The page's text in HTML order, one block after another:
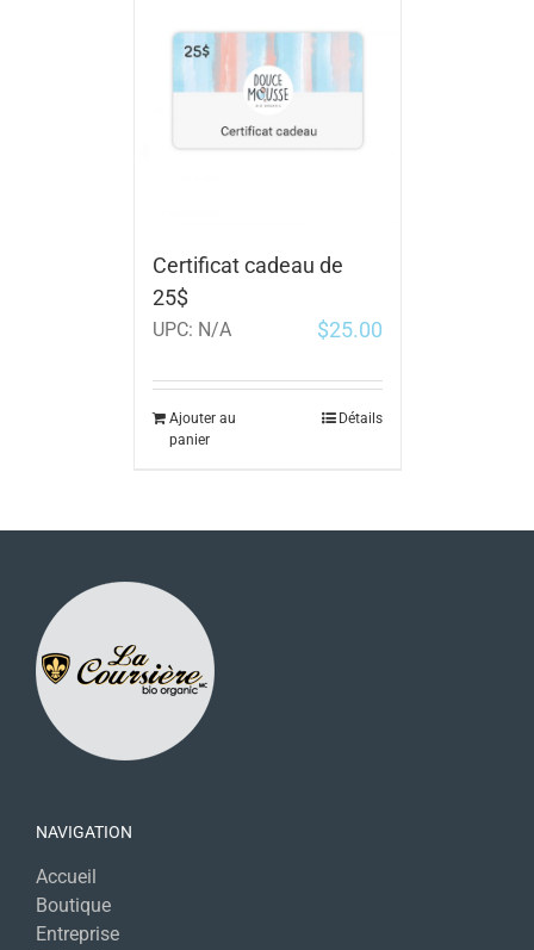
Certificat cadeau de
25$
UPC: N/A $25.00
Ajouter au
panier
Détails
NAVIGATION
Accueil
Boutique
Entreprise